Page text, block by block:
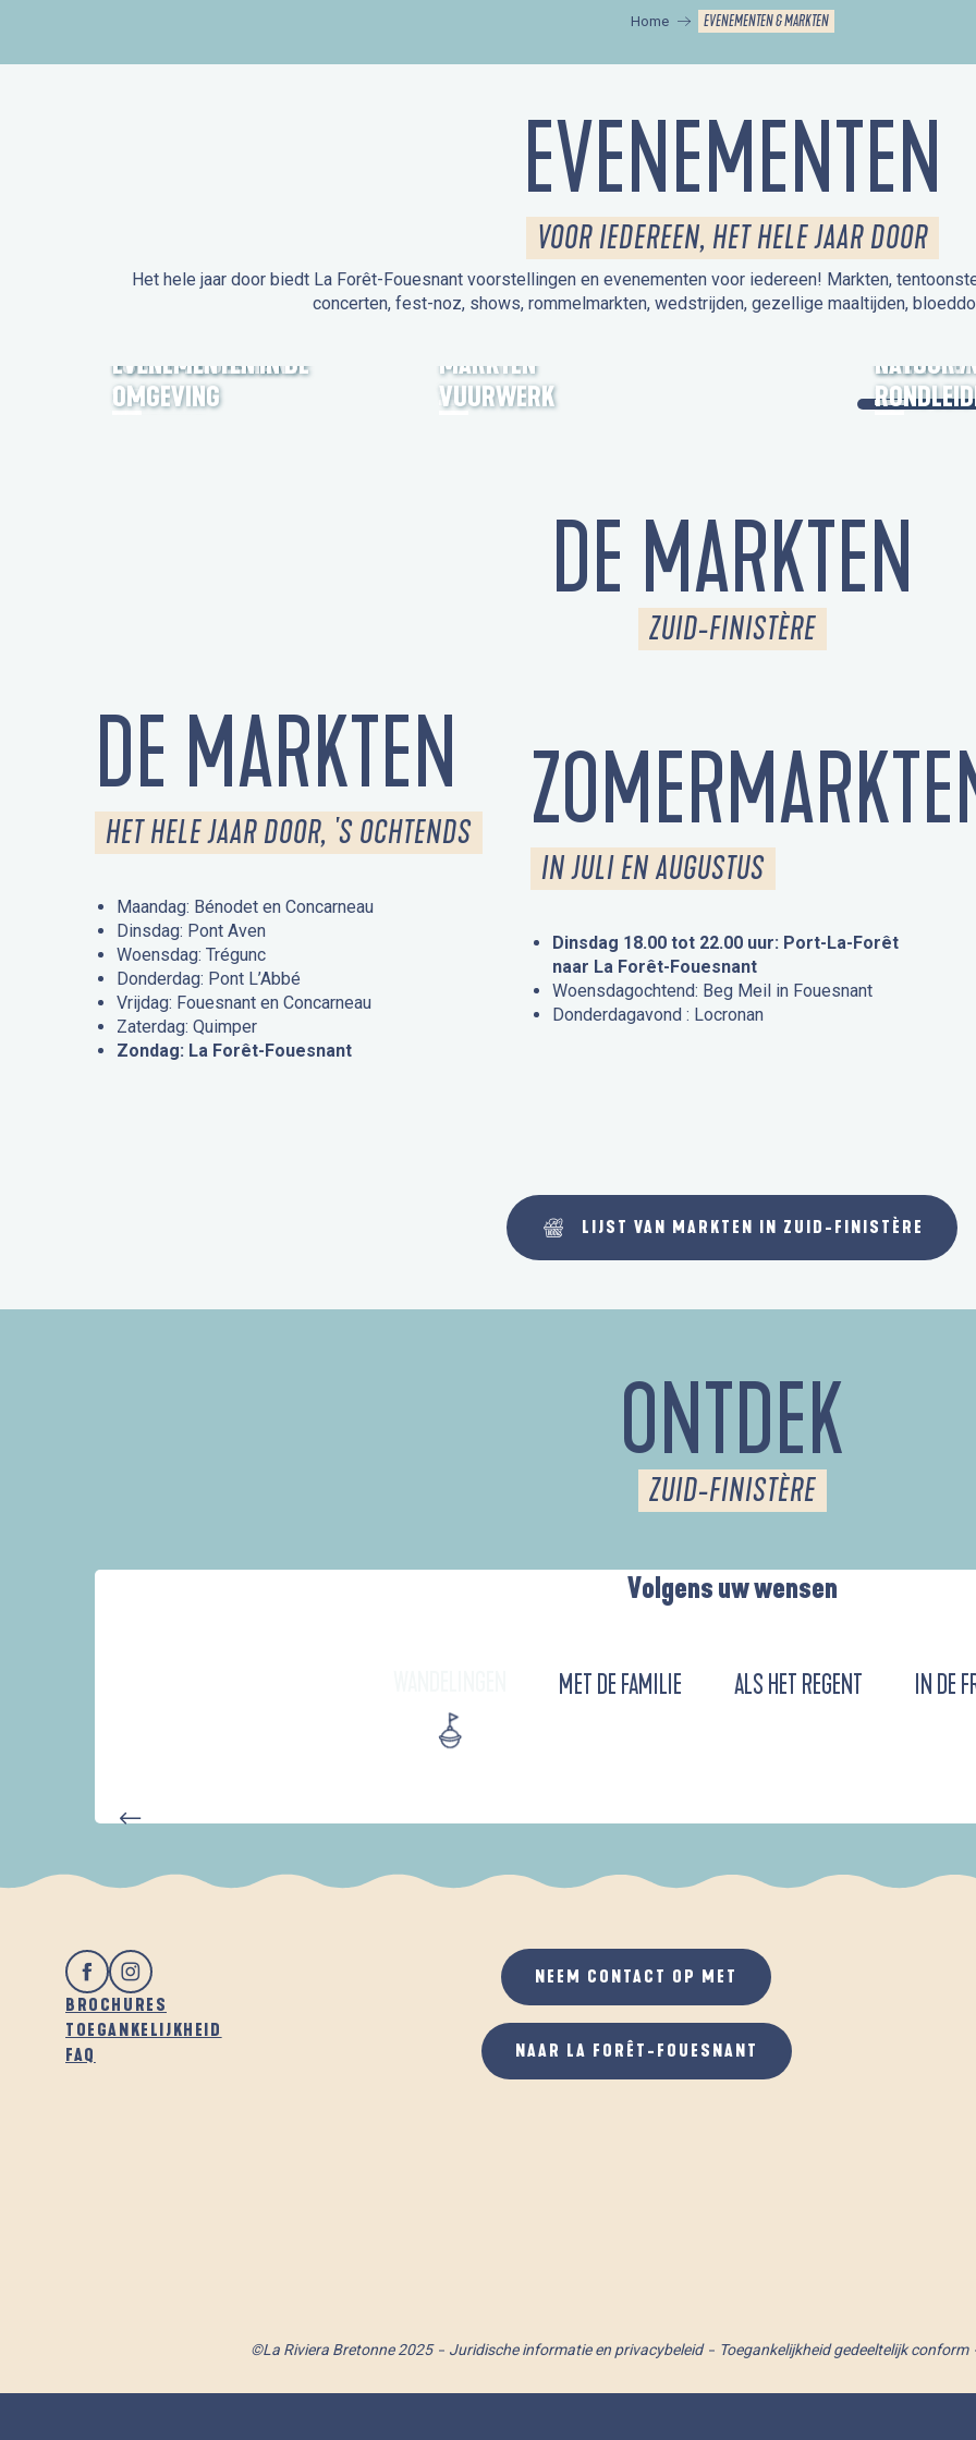
Home EVENEMENTEN & MARKTEN
EVENEMENTEN
VOOR IEDEREEN, HET HELE JAAR DOOR
Het hele jaar door biedt La Forêt-Fouesnant voorstellingen en evenementen voor iedereen! Markten,
concerten, fest-noz, shows, rommelmarkten, wedstrijden, gezellige maaltijden,
FORÊT-FOUESNANT
EVENEMENTEN IN DE
OMGEVING
MARKTEN
VUURWERK
OPEN
NATUUR /
DE MARKTEN
ZUID-FINISTÈRE
DE MARKTEN
HET HELE JAAR DOOR, 'S OCHTENDS
Maandag: Bénodet en Concarneau
Dinsdag: Pont Aven
Woensdag: Trégunc
Donderdag: Pont L’Abbé
Vrijdag: Fouesnant en Concarneau
Zaterdag: Quimper
Zondag: La Forêt-Fouesnant
IN JULI EN AUGUSTUS
Dinsdag 18.00 tot 22.00 uur: Port-La-Forêt
naar La Forêt-Fouesnant
Woensdagochtend: Beg Meil in Fouesnant
Donderdagavond : Locronan
LIJST VAN MARKTEN IN ZUID-FINISTÈRE
ONTDEK
ZUID-FINISTÈRE
Volgens uw wensen
MET DE FAMILIE ALS HET REGENT IN DE
BROCHURES
TOEGANKELIJKHEID
FAQ
NEEM CONTACT OP MET
NAAR LA FORÊT-FOUESNANT
©La Riviera Bretonne 2025 Juridische informatie en privacybeleid Toegankelijkheid gedeeltelijk conform